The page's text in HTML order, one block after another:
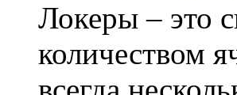
Локеры – это
количеством